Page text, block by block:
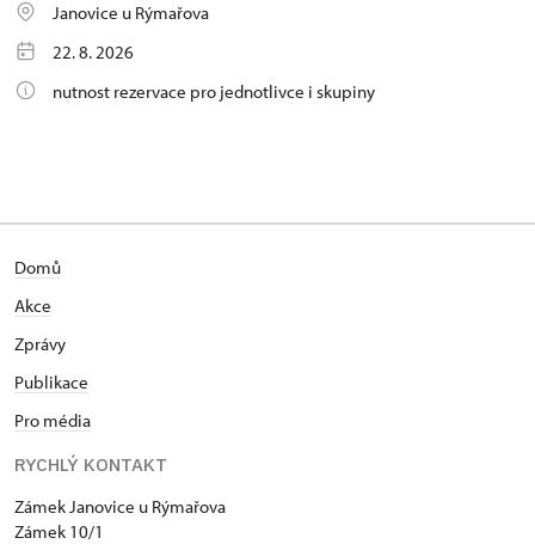
Janovice u Rýmařova
22. 8. 2026
nutnost rezervace pro jednotlivce i skupiny
Domů
Akce
Zprávy
Publikace
Pro média
RYCHLÝ KONTAKT
Zámek Janovice u Rýmařova
Zámek 10/1